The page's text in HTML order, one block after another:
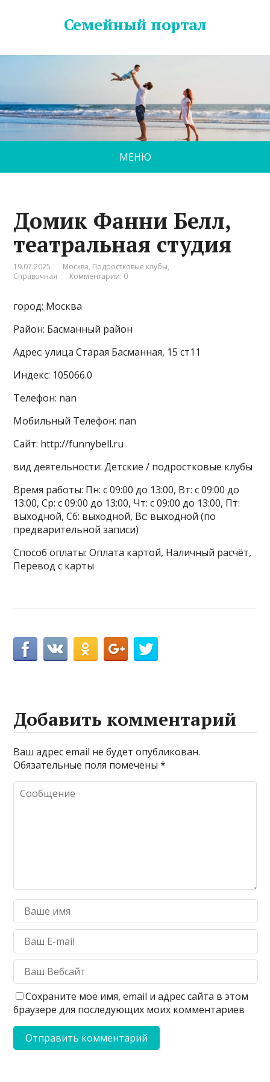
Семейный портал
МЕНЮ
Домик Фанни Белл,
театральная студия
19.07.2025 Москва, Подростковые клубы,
Справочная
Комментарии: 0
город: Москва
Район: Басманный район
Адрес: улица Старая Басманная, 15 ст11
Индекс: 105066.0
Телефон: nan
Мобильный Телефон: nan
Сайт: http://funnybell.ru
вид деятельности: Детские / подростковые клубы
Время работы: Пн: с 09:00 до 13:00, Вт: с 09:00 до
13:00, Ср: с 09:00 до 13:00, Чт: с 09:00 до 13:00, Пт:
выходной, Сб: выходной, Вс: выходной (по
предварительной записи)
Способ оплаты: Оплата картой, Наличный расчёт,
Перевод с карты
Добавить комментарий
Ваш адрес email не будет опубликован.
Обязательные поля помечены*
Сохраните моё имя, email и адрес сайта в этом
браузере для последующих моих комментариев